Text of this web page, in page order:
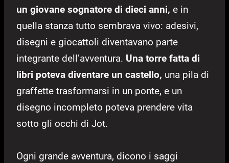
un giovane sognatore di dieci anni, e in
quella stanza tutto sembrava vivo: adesivi,
disegni e giocattoli diventavano parte
integrante dell’avventura. Una torre fatta di
libri poteva diventare un castello, una pila di
graffette trasformarsi in un ponte, e un
disegno incompleto poteva prendere vita
sotto gli occhi di Jot.
Ogni grande avventura, dicono i saggi